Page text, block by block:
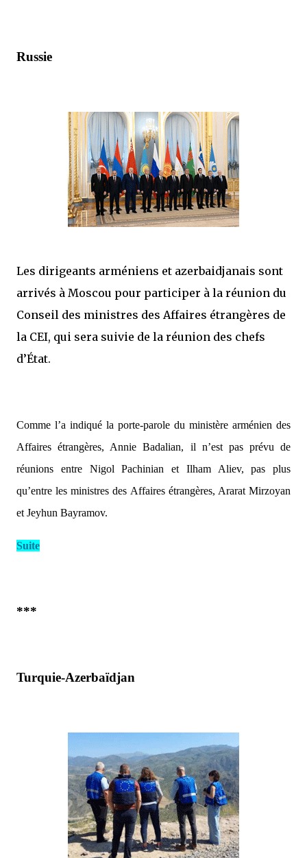
Russie
Les dirigeants arméniens et azerbaidjanais sont
arrivés à Moscou pour participer à la réunion du
Conseil des ministres des Affaires étrangères de
la CEI, qui sera suivie de la réunion des chefs
d’État.
Comme l’a indiqué la porte-parole du ministère arménien des
Affaires étrangères, Annie Badalian, il n’est pas prévu de
réunions entre Nigol Pachinian et Ilham Aliev, pas plus
qu’entre les ministres des Affaires étrangères, Ararat Mirzoyan
et Jeyhun Bayramov.
Suite
***
Turquie-Azerbaïdjan